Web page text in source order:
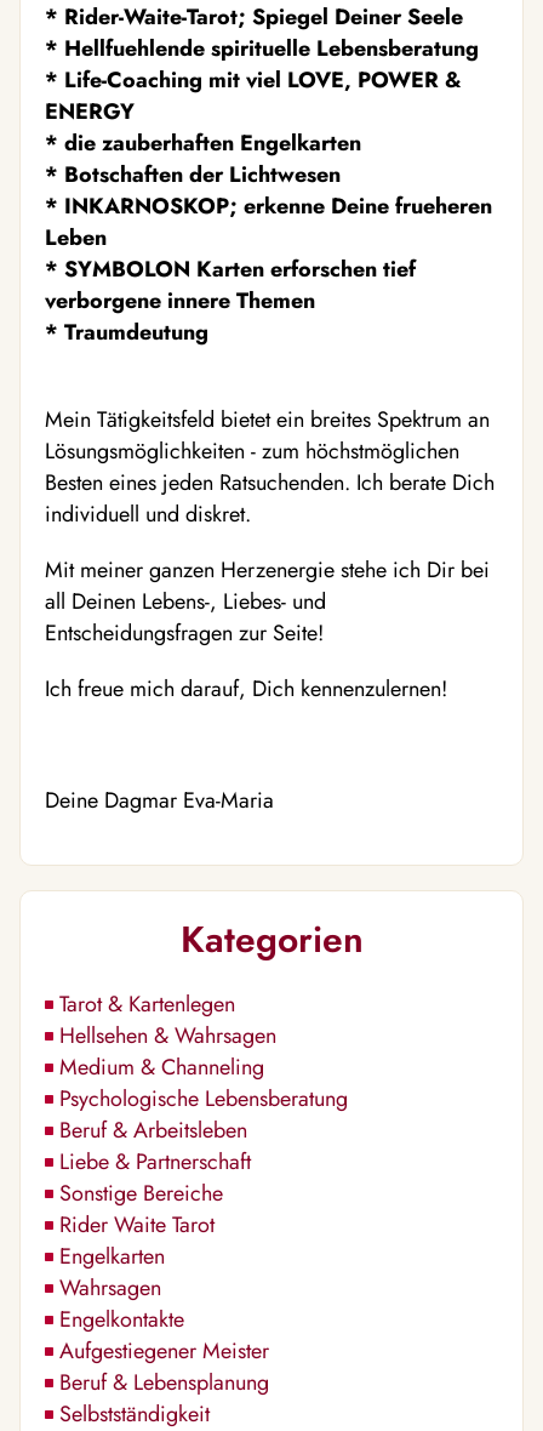
* Rider-Waite-Tarot; Spiegel Deiner Seele
* Hellfuehlende spirituelle Lebensberatung
* Life-Coaching mit viel LOVE, POWER &
ENERGY
* die zauberhaften Engelkarten
* Botschaften der Lichtwesen
* INKARNOSKOP; erkenne Deine frueheren
Leben
* SYMBOLON Karten erforschen tief
verborgene innere Themen
* Traumdeutung
Mein Tätigkeitsfeld bietet ein breites Spektrum an
Lösungsmöglichkeiten - zum höchstmöglichen
Besten eines jeden Ratsuchenden. Ich berate Dich
individuell und diskret.
Mit meiner ganzen Herzenergie stehe ich Dir bei
all Deinen Lebens-, Liebes- und
Entscheidungsfragen zur Seite!
Ich freue mich darauf, Dich kennenzulernen!
Deine Dagmar Eva-Maria
Kategorien
Tarot & Kartenlegen
Hellsehen & Wahrsagen
Medium & Channeling
Psychologische Lebensberatung
Beruf & Arbeitsleben
Liebe & Partnerschaft
Sonstige Bereiche
Rider Waite Tarot
Engelkarten
Wahrsagen
Engelkontakte
Aufgestiegener Meister
Beruf & Lebensplanung
Selbstständigkeit